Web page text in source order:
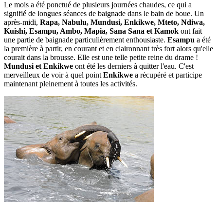
Le mois a été ponctué de plusieurs journées chaudes, ce qui a
signifié de longues séances de baignade dans le bain de boue. Un
après-midi, Rapa, Nabulu, Mundusi, Enkikwe, Mteto, Ndiwa,
Kuishi, Esampu, Ambo, Mapia, Sana Sana et Kamok ont fait
une partie de baignade particulièrement enthousiaste. Esampu a été
la première à partir, en courant et en claironnant très fort alors qu'elle
courait dans la brousse. Elle est une telle petite reine du drame !
Mundusi et Enkikwe ont été les derniers à quitter l'eau. C'est
merveilleux de voir à quel point Enkikwe a récupéré et participe
maintenant pleinement à toutes les activités.